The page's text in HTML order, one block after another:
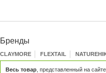
Бренды
CLAYMORE FLEXTAIL
Весь товар , представленный на